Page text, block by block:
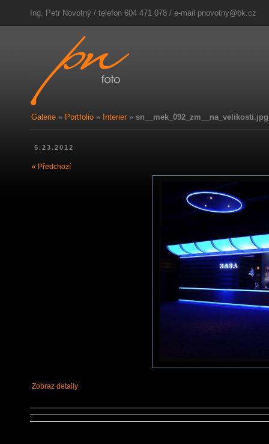
Ing. Petr Novotný / telefon 604 471 078 / e-mail pnovotny@bk.cz
Galerie » Portfolio » Interier» sn__mek_092_zm__na_velikosti.jpg
5.23.2012
« Předchozí
Zobraz detaily